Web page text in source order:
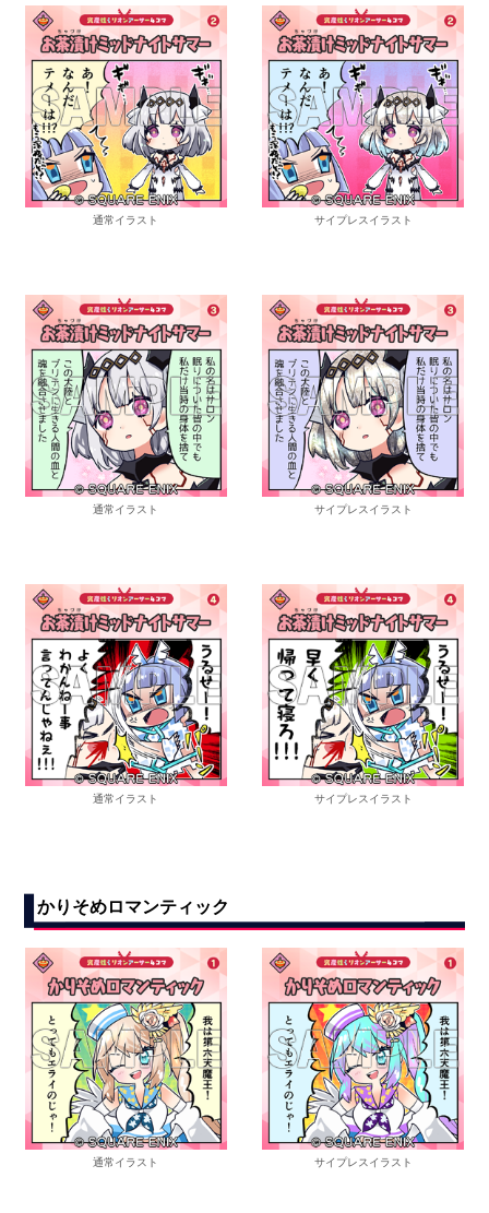
通常イラスト サイプレスイラスト
通常イラスト サイプレスイラスト
通常イラスト サイプレスイラスト
かりそめロマンティック
通常イラスト サイプレスイラスト